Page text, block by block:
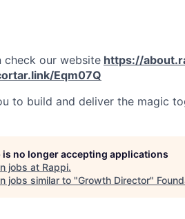
check our website https://
Eqm07Q
to build and deliver the magic
is no longer accepting applications
jobs at Rappi.
jobs similar to "Growth Director"